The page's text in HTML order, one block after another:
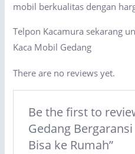
mobil berkualitas dengan
Telpon Kacamura sekarang
Kaca Mobil Gedang
There are no reviews yet.
Be the first to
Gedang
Bisa ke Rumah”